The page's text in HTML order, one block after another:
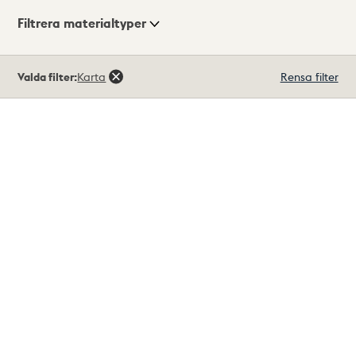
Visningsläge
Filtrera materialtyper
träffar
Valda filter:Karta Rensa filter